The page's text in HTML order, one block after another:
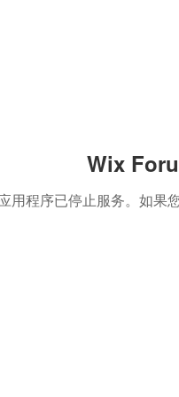
Wix
用程序已停止服务。如果